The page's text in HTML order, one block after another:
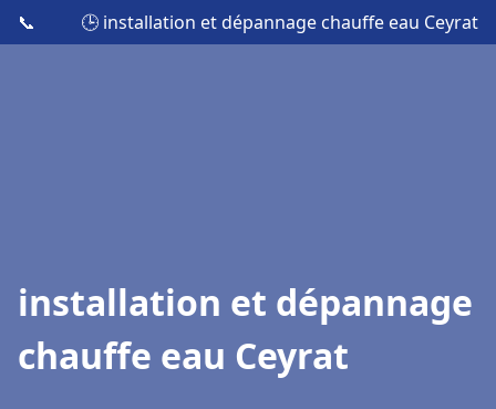
📞 🕒 installation et dépannage chauffe eau Ceyrat
installation et dépannage
chauffe eau Ceyrat